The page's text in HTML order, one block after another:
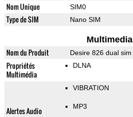
Nom Unique SIM0
Type de SIM Nano SIM
Multimedia
Nom du Produit Desire 826 dual sim
Propriétés
Multimédia
DLNA
Alertes Audio
VIBRATION
MP3